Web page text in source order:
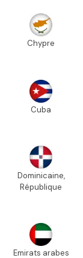
Chypre
Cuba
Dominicaine,
République
Emirats arabes